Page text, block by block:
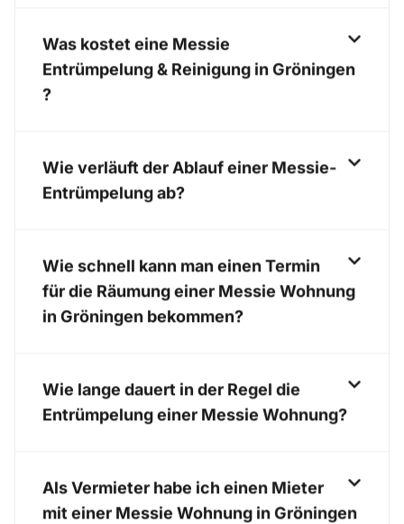
Was kostet eine Messie
Entrümpelung & Reinigung in Gröningen
?
Wie verläuft der Ablauf einer Messie-
Entrümpelung ab?
Wie schnell kann man einen Termin
für die Räumung einer Messie Wohnung
in Gröningen bekommen?
Wie lange dauert in der Regel die
Entrümpelung einer Messie Wohnung?
Als Vermieter habe ich einen Mieter
mit einer Messie Wohnung in Gröningen